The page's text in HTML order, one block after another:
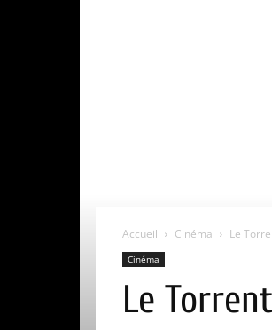
Accueil Cinéma Le
Cinéma
Le